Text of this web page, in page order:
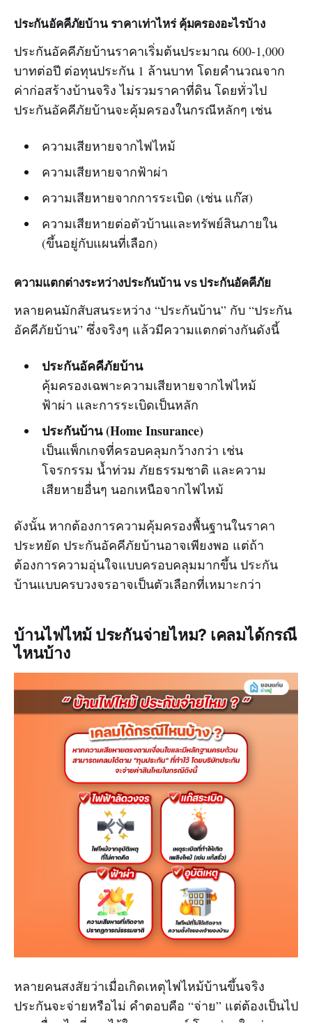
ประกันอัคคีภัยบ้าน ราคาเท่าไหร่ คุ้มครองอะไรบ้าง
ประกันอัคคีภัยบ้านราคาเริ่มต้นประมาณ 600-1,000
บาทต่อปี ต่อทุนประกัน 1 ล้านบาท โดยคำนวณจาก
ค่าก่อสร้างบ้านจริง ไม่รวมราคาที่ดิน โดยทั่วไป
ประกันอัคคีภัยบ้านจะคุ้มครองในกรณีหลักๆ เช่น
ความเสียหายจากไฟไหม้
ความเสียหายจากฟ้าผ่า
ความเสียหายจากการระเบิด (เช่น แก๊ส)
ความเสียหายต่อตัวบ้านและทรัพย์สินภายใน
(ขึ้นอยู่กับแผนที่เลือก)
ความแตกต่างระหว่างประกันบ้าน vs ประกันอัคคีภัย
หลายคนมักสับสนระหว่าง “ประกันบ้าน” กับ “ประกัน
อัคคีภัยบ้าน” ซึ่งจริงๆ แล้วมีความแตกต่างกันดังนี้
ประกันอัคคีภัยบ้าน
คุ้มครองเฉพาะความเสียหายจากไฟไหม้
ฟ้าผ่า และการระเบิดเป็นหลัก
ประกันบ้าน (Home Insurance)
เป็นแพ็กเกจที่ครอบคลุมกว้างกว่า เช่น
โจรกรรม น้ำท่วม ภัยธรรมชาติ และความ
เสียหายอื่นๆ นอกเหนือจากไฟไหม้
ดังนั้น หากต้องการความคุ้มครองพื้นฐานในราคา
ประหยัด ประกันอัคคีภัยบ้านอาจเพียงพอ แต่ถ้า
ต้องการความอุ่นใจแบบครอบคลุมมากขึ้น ประกัน
บ้านแบบครบวงจรอาจเป็นตัวเลือกที่เหมาะกว่า
บ้านไฟไหม้ ประกันจ่ายไหม? เคลมได้กรณี
ไหนบ้าง
หลายคนสงสัยว่าเมื่อเกิดเหตุไฟไหม้บ้านขึ้นจริง
ประกันจะจ่ายหรือไม่ คำตอบคือ “จ่าย” แต่ต้องเป็นไป